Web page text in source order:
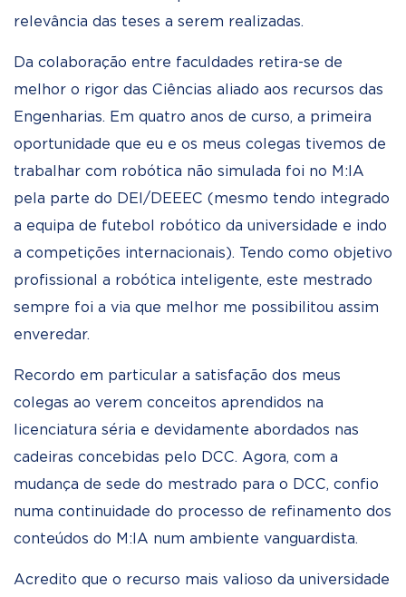
relevância das teses a serem realizadas.
Da colaboração entre faculdades retira-se de
melhor o rigor das Ciências aliado aos recursos das
Engenharias. Em quatro anos de curso, a primeira
oportunidade que eu e os meus colegas tivemos de
trabalhar com robótica não simulada foi no M:IA
pela parte do DEI/DEEEC (mesmo tendo integrado
a equipa de futebol robótico da universidade e indo
a competições internacionais). Tendo como objetivo
profissional a robótica inteligente, este mestrado
sempre foi a via que melhor me possibilitou assim
enveredar.
Recordo em particular a satisfação dos meus
colegas ao verem conceitos aprendidos na
licenciatura séria e devidamente abordados nas
cadeiras concebidas pelo DCC. Agora, com a
mudança de sede do mestrado para o DCC, confio
numa continuidade do processo de refinamento dos
conteúdos do M:IA num ambiente vanguardista.
Acredito que o recurso mais valioso da universidade